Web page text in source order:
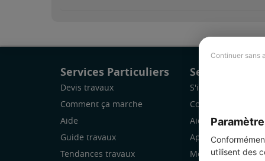
Continuer sans
utilisent des
Services Particuliers
Devis travaux
Comment ça marche
Aide
Guide travaux
Tendances travaux
Services Pro
S'inscrire
Comment ça
Aide
Application Mobile
Mon espace